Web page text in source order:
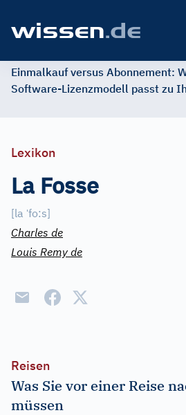
Einmalkauf versus Abonnement:
Software-Lizenzmodell passt zu
Lexikon
La Fosse
[la ˈfo:s]
Charles de
Louis Remy de
Reisen
Was Sie vor einer Reise
müssen